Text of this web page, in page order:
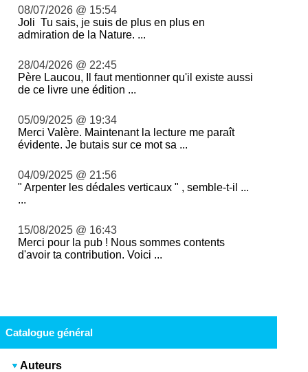
08/07/2026 @ 15:54
Joli Tu sais, je suis de plus en plus en
admiration de la Nature. ...
28/04/2026 @ 22:45
Père Laucou, Il faut mentionner qu'il existe aussi
de ce livre une édition ...
05/09/2025 @ 19:34
Merci Valère. Maintenant la lecture me paraît
évidente. Je butais sur ce mot sa ...
04/09/2025 @ 21:56
" Arpenter les dédales verticaux " , semble-t-il ...
...
15/08/2025 @ 16:43
Merci pour la pub ! Nous sommes contents
d'avoir ta contribution. Voici ...
Catalogue général
Auteurs